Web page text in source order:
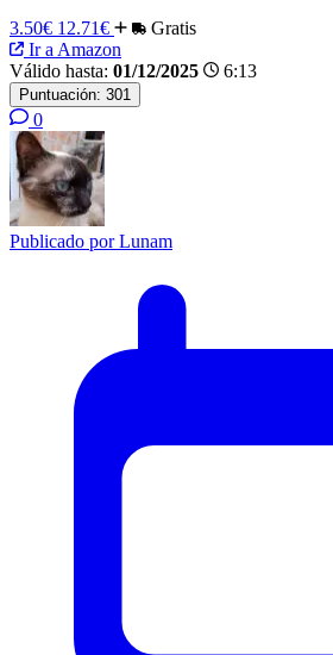
3.50€ 12.71€
Gratis
Ir a Amazon
Válido hasta: 01/12/2025 6:13
Puntuación: 301
0
Publicado porLunam